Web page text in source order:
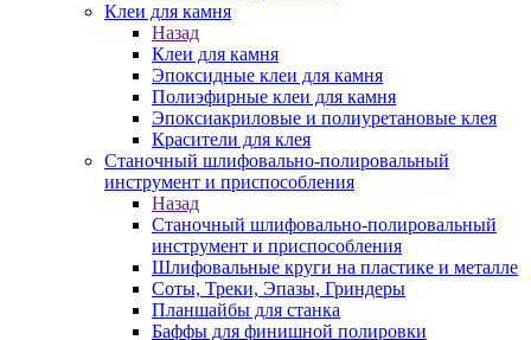
Клеи для камня
Назад
Клеи для камня
Эпоксидные клеи для камня
Полиэфирные клеи для камня
Эпоксиакриловые и полиуретановые клея
Красители для клея
Станочный шлифовально-полировальный
инструмент и приспособления
Назад
Станочный шлифовально-полировальный
инструмент и приспособления
Шлифовальные круги на пластике и металле
Соты, Треки, Эпазы, Гриндеры
Планшайбы для станка
Баффы для финишной полировки